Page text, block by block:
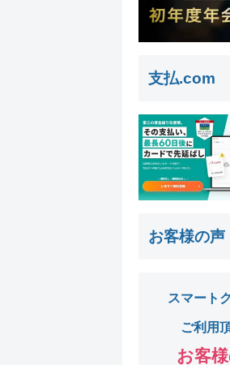
支払.com
お客様の声
スマート
ご利用
お客